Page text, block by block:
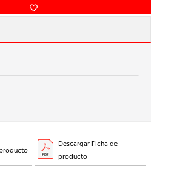
Descargar Ficha de
producto